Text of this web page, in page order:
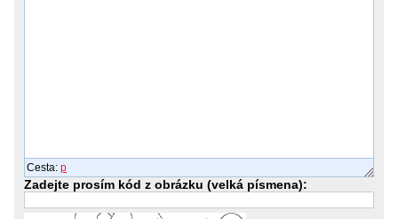
Cesta: p
Zadejte prosím kód z obrázku (velká písmena):